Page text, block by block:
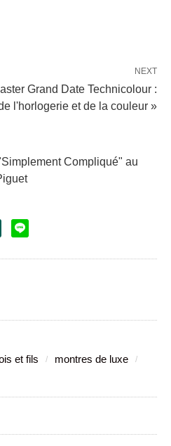
NEXT
Grand Date Technicolour :
l'horlogerie et de la couleur »
Compliqué" au
et fils
montres de luxe